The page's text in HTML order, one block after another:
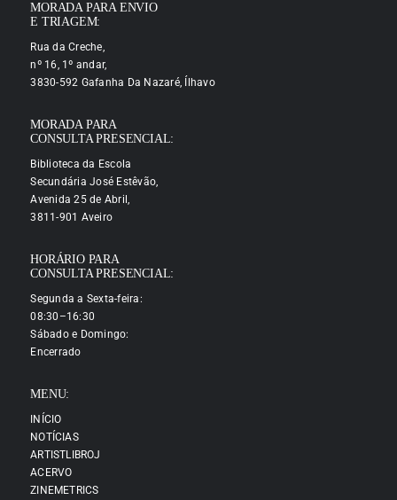
MORADA PARA ENVIO
E TRIAGEM:
Rua da Creche,
nº 16, 1º andar,
3830-592 Gafanha Da Nazaré, Ílhavo
MORADA PARA
CONSULTA PRESENCIAL:
Biblioteca da Escola
Secundária José Estêvão,
Avenida 25 de Abril,
3811-901 Aveiro
HORÁRIO PARA
CONSULTA PRESENCIAL:
Segunda a Sexta-feira:
08:30–16:30
Sábado e Domingo:
Encerrado
MENU:
INÍCIO
NOTÍCIAS
ARTISTLIBROJ
ACERVO
ZINEMETRICS